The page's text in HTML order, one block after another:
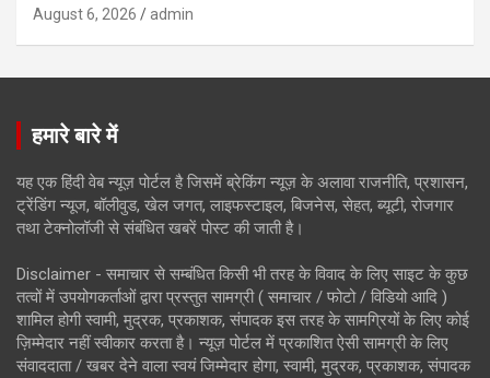
August 6, 2026 admin
हमारे बारे में
यह एक हिंदी वेब न्यूज़ पोर्टल है जिसमें ब्रेकिंग न्यूज़ के अलावा राजनीति, प्रशासन,
ट्रेंडिंग न्यूज, बॉलीवुड, खेल जगत, लाइफस्टाइल, बिजनेस, सेहत, ब्यूटी, रोजगार
तथा टेक्नोलॉजी से संबंधित खबरें पोस्ट की जाती है।
Disclaimer - समाचार से सम्बंधित किसी भी तरह के विवाद के लिए साइट के कुछ
तत्वों में उपयोगकर्ताओं द्वारा प्रस्तुत सामग्री ( समाचार / फोटो / विडियो आदि )
शामिल होगी स्वामी, मुद्रक, प्रकाशक, संपादक इस तरह के सामग्रियों के लिए कोई
ज़िम्मेदार नहीं स्वीकार करता है। न्यूज़ पोर्टल में प्रकाशित ऐसी सामग्री के लिए
संवाददाता / खबर देने वाला स्वयं जिम्मेदार होगा, स्वामी, मुद्रक, प्रकाशक, संपादक